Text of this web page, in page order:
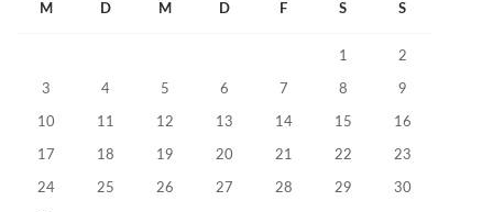
M D M D F S S
1 2
3 4 5 6 7 8 9
10 11 12 13 14 15 16
17 18 19 20 21 22 23
24 25 26 27 28 29 30